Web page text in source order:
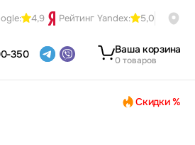
4,9 Рейтинг Yandex: 5,0
350 Ваша корзина
0 товаров
Скидки %